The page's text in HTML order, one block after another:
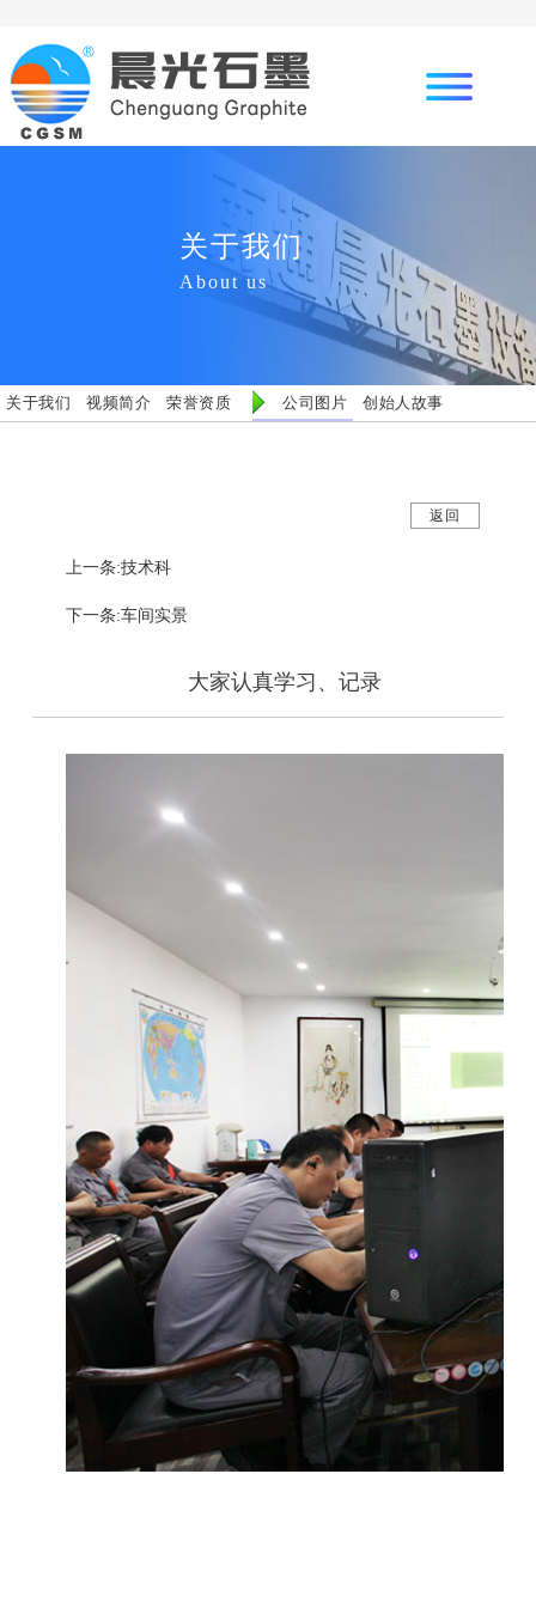
关于我们
About us
关于我们 视频简介 荣誉资质 公司图片 创始人故事
返回
上一条:技术科
下一条:车间实景
大家认真学习、记录